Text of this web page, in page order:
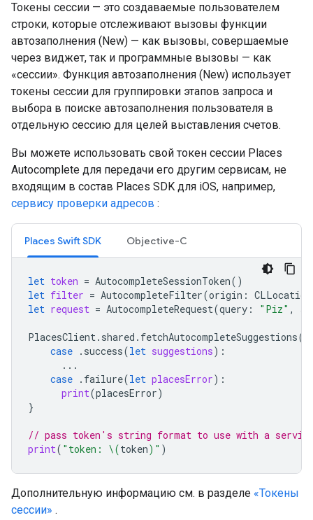
Токены сессии — это создаваемые пользователем
строки, которые отслеживают вызовы функции
автозаполнения (New) — как вызовы, совершаемые
через виджет, так и программные вызовы — как
«сессии». Функция автозаполнения (New) использует
токены сессии для группировки этапов запроса и
выбора в поиске автозаполнения пользователя в
отдельную сессию для целей выставления счетов.
Вы можете использовать свой токен сессии Places
Autocomplete для передачи его другим сервисам, не
входящим в состав Places SDK для iOS, например,
сервису проверки адресов :
Places Swift SDK Objective-C
let token = AutocompleteSessionToken()
let filter = AutocompleteFilter(origin :
let request = AutocompleteRequest(query : "Piz" ,
PlacesClient. shared . fetchAutocompleteSuggestions(
case . success(let suggestions):
...
case . failure(let placesError):
print(placesError)
}
// pass token's string format to use with a
print( "token: \(token) " )
Дополнительную информацию см. в разделе «Токены
сессии» .